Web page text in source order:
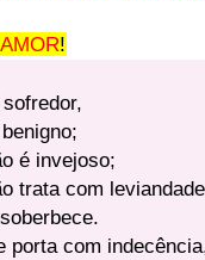
!
é invejoso;
trata com
porta com